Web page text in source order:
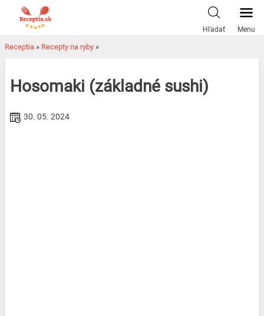
Hľadať Menu
Receptia » Recepty na ryby »
Hosomaki (základné sushi)
30. 05. 2024